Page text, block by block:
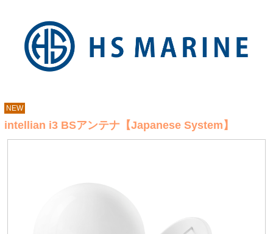
NEW
intellian i3 BSアンテナ【Japanese System】